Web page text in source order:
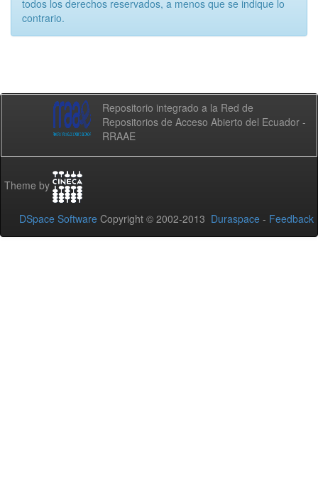
todos los derechos reservados, a menos que se indique lo
contrario.
Repositorio integrado a la Red de
Repositorios de Acceso Abierto del Ecuador -
RRAAE
Theme by
DSpace Software Copyright © 2002-2013 Duraspace - Feedback